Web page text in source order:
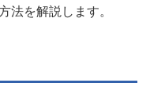
法を解説します。